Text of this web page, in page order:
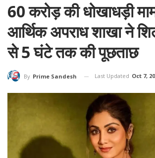
60 करोड़ की धोखाधड़ी
आर्थिक अपराध शाखा ने
से 5 घंटे तक की पूछताछ
By Prime Sandesh Last Updated Oct 7,